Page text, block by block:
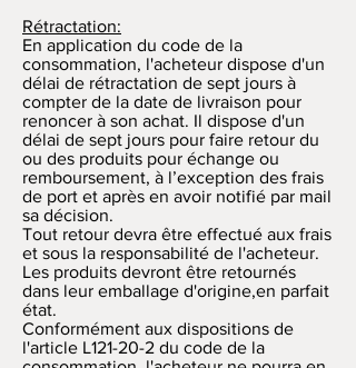
Rétractation:
En application du code de la
consommation, l'acheteur dispose d'un
délai de rétractation de sept jours à
compter de la date de livraison pour
renoncer à son achat. Il dispose d'un
délai de sept jours pour faire retour du
ou des produits pour échange ou
remboursement, à l’exception des frais
de port et après en avoir notifié par mail
sa décision.
Tout retour devra être effectué aux frais
et sous la responsabilité de l'acheteur.
Les produits devront être retournés
dans leur emballage d'origine,en parfait
état.
Conformément aux dispositions de
l'article L121-20-2 du code de la